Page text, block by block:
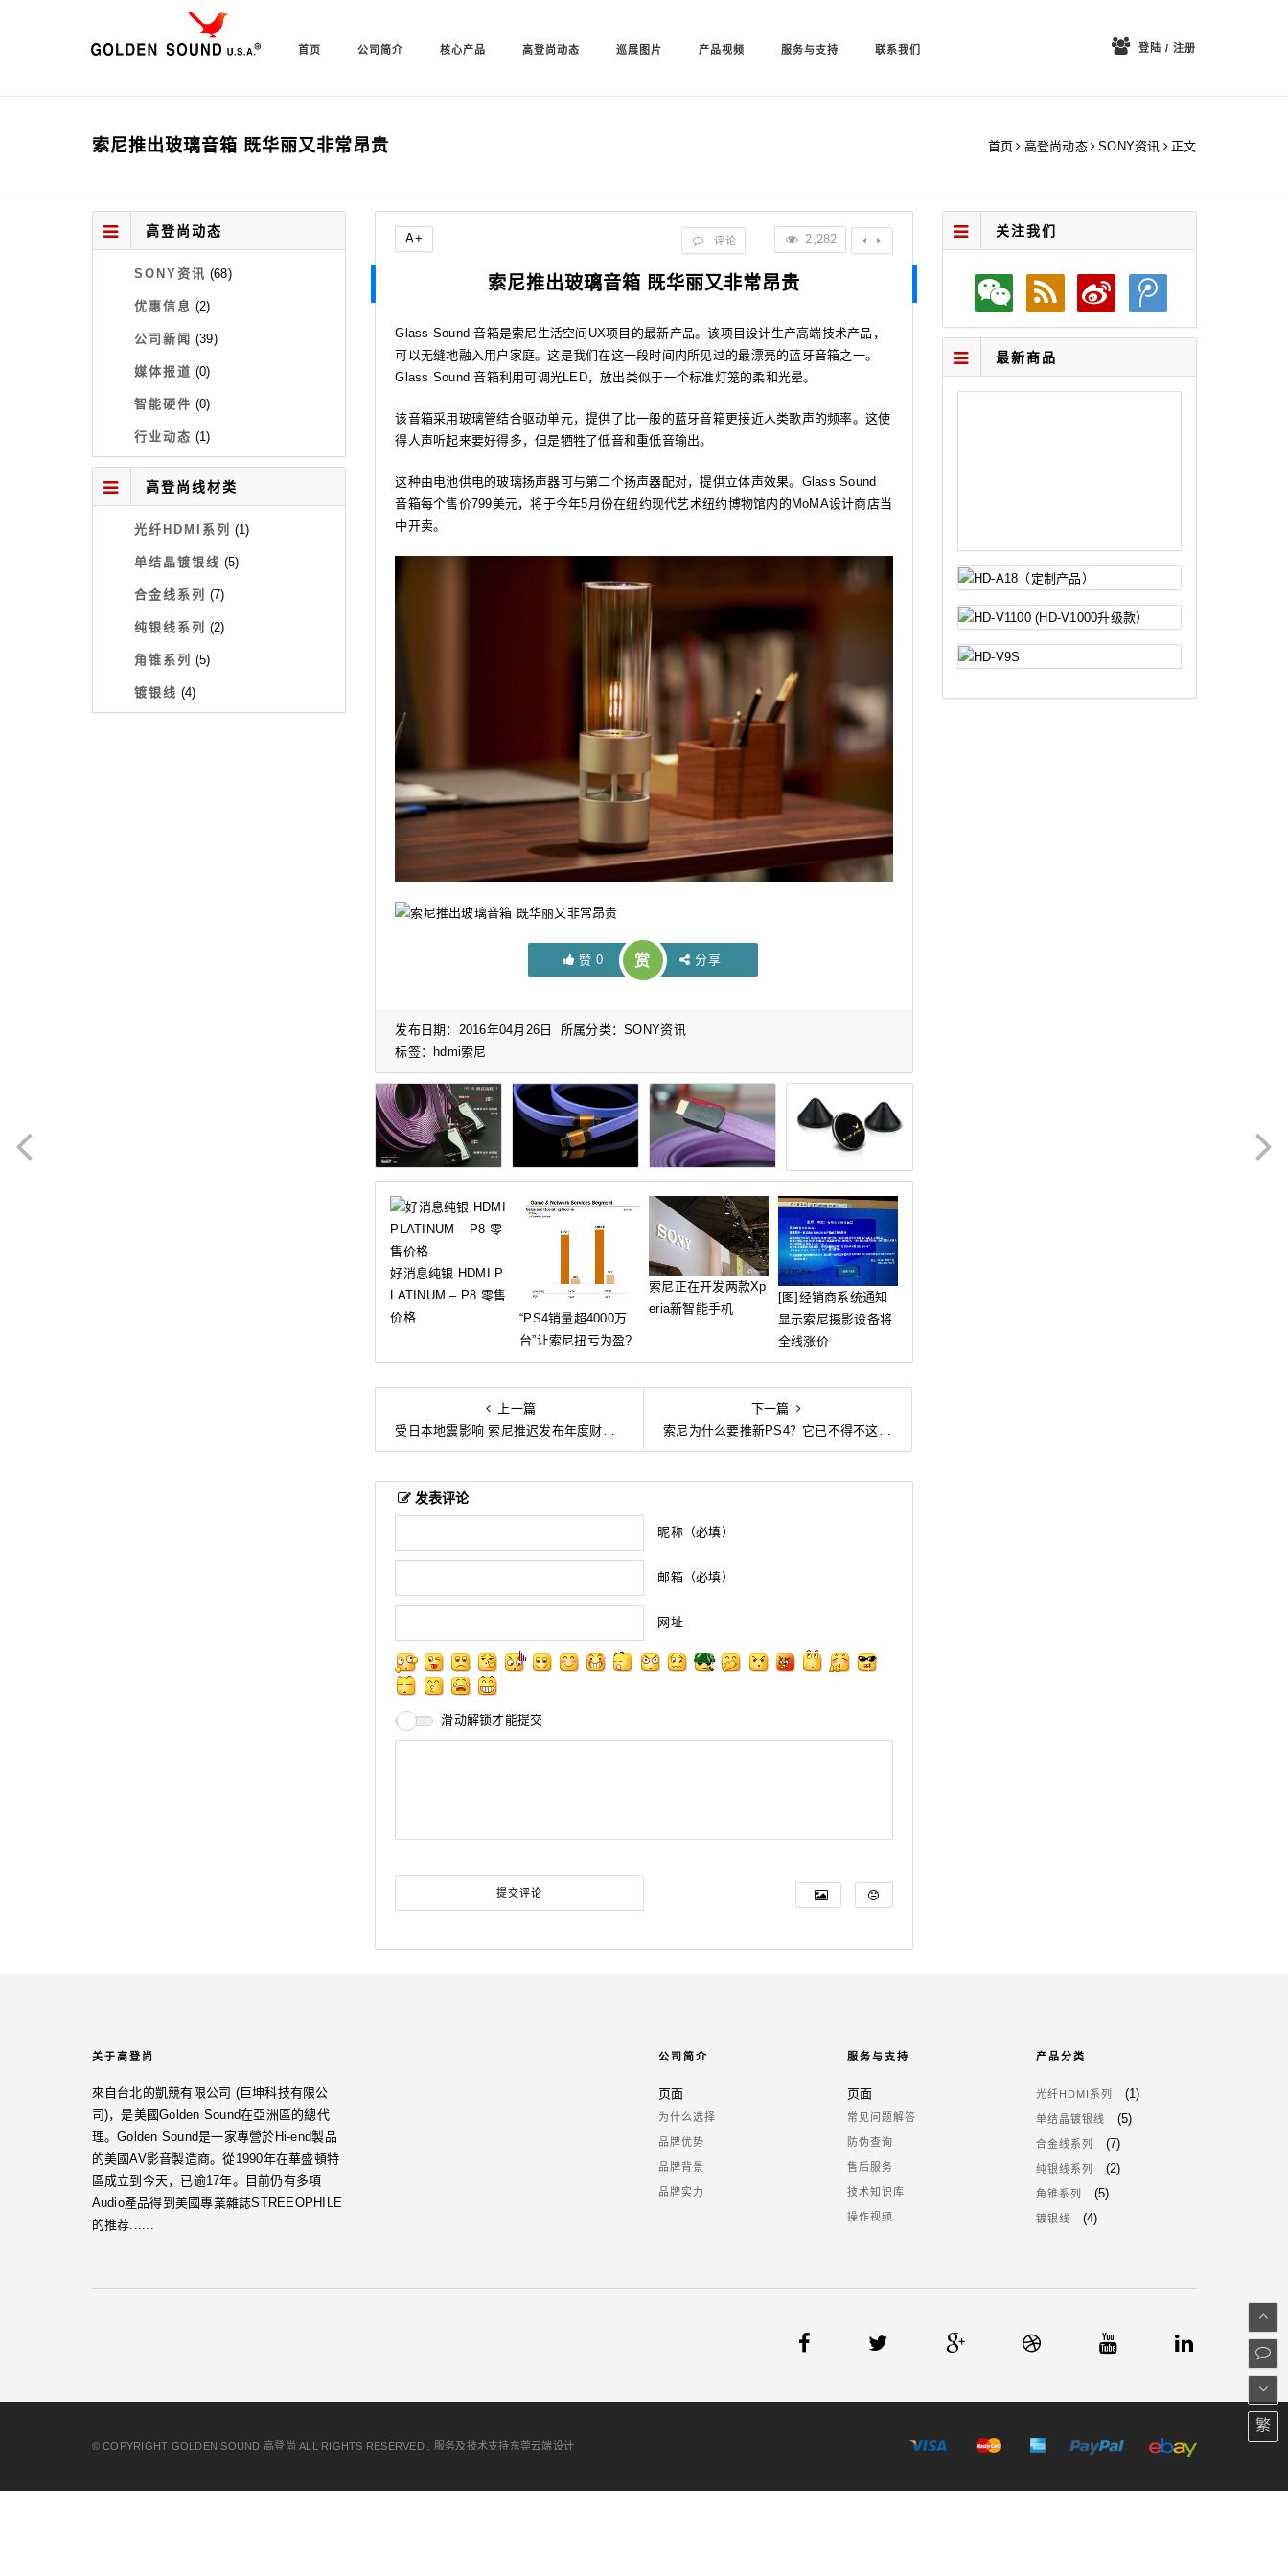
登陆 / 注册
首页 公司简介 核心产品 高登尚动态 巡展图片 产品视频 服务与支持 联系我们
索尼推出玻璃音箱 既华丽又非常昂贵 首页 高登尚动态 SONY资讯 正文
高登尚动态
SONY资讯 (68)
优惠信息 (2)
公司新闻 (39)
媒体报道 (0)
智能硬件 (0)
行业动态 (1)
高登尚线材类
光纤HDMI系列 (1)
单结晶镀银线 (5)
合金线系列 (7)
纯银线系列 (2)
角锥系列 (5)
镀银线 (4)
关注我们
最新商品
索尼推出玻璃音箱 既华丽又非常昂贵
Glass Sound 音箱是索尼生活空间UX项目的最新产品。该项目设计生产高端技术产品，
可以无缝地融入用户家庭。这是我们在这一段时间内所见过的最漂亮的蓝牙音箱之一。
Glass Sound 音箱利用可调光LED，放出类似于一个标准灯笼的柔和光晕。
该音箱采用玻璃管结合驱动单元，提供了比一般的蓝牙音箱更接近人类歌声的频率。这使
得人声听起来要好得多，但是牺牲了低音和重低音输出。
这种由电池供电的玻璃扬声器可与第二个扬声器配对，提供立体声效果。Glass Sound
音箱每个售价799美元，将于今年5月份在纽约现代艺术纽约博物馆内的MoMA设计商店当
中开卖。
赞 0 赏 分享
评论 2,282
A+
发布日期：2016年04月26日 所属分类：SONY资讯
标签：
hdmi索尼
好消息纯银 HDMI P
LATINUM – P8 零售
价格
“PS4销量超4000万
台”让索尼扭亏为盈?
索尼正在开发两款Xp
eria新智能手机
[图]经销商系统通知
显示索尼摄影设备将
全线涨价
上一篇
受日本地震影响 索尼推迟发布年度财报预期
下一篇
索尼为什么要推新PS4？它已不得不这样做
发表评论
昵称（必填）
邮箱（必填）
网址
滑动解锁才能提交
关于高登尚
來自台北的凱競有限公司 (巨坤科技有限公
司)，是美國Golden Sound在亞洲區的總代
理。Golden Sound是一家專營於Hi-end製品
的美國AV影音製造商。從1990年在華盛頓特
區成立到今天，已逾17年。目前仍有多項
Audio產品得到美國專業雜誌STREEOPHILE
的推荐......
公司简介
页面
为什么选择
品牌优势
品牌背景
品牌实力
服务与支持
页面
常见问题解答
防伪查询
售后服务
技术知识库
操作视频
产品分类
光纤HDMI系列 (1)
单结晶镀银线 (5)
合金线系列 (7)
纯银线系列 (2)
角锥系列 (5)
镀银线 (4)
© COPYRIGHT GOLDEN SOUND 高登尚 ALL RIGHTS RESERVED . 服务及技术支持东莞云端设计
繁